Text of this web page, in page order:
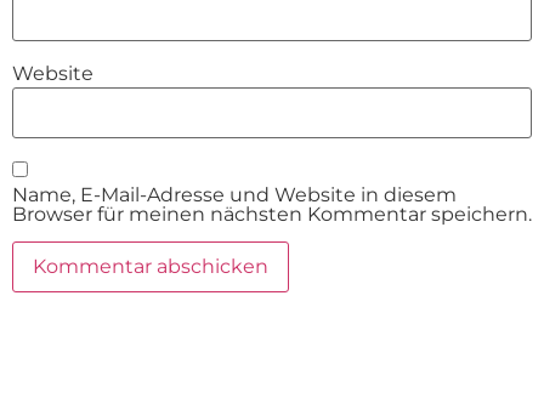
Website
Name, E-Mail-Adresse und Website in diesem
Browser für meinen nächsten Kommentar speichern.